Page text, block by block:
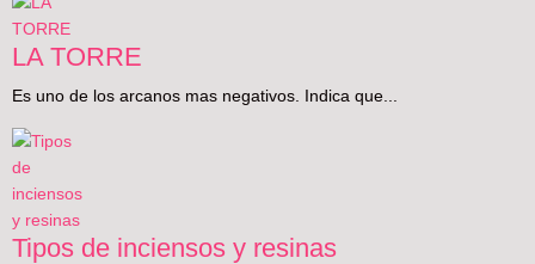
LA TORRE
Es uno de los arcanos mas negativos. Indica que...
Tipos de inciensos y resinas